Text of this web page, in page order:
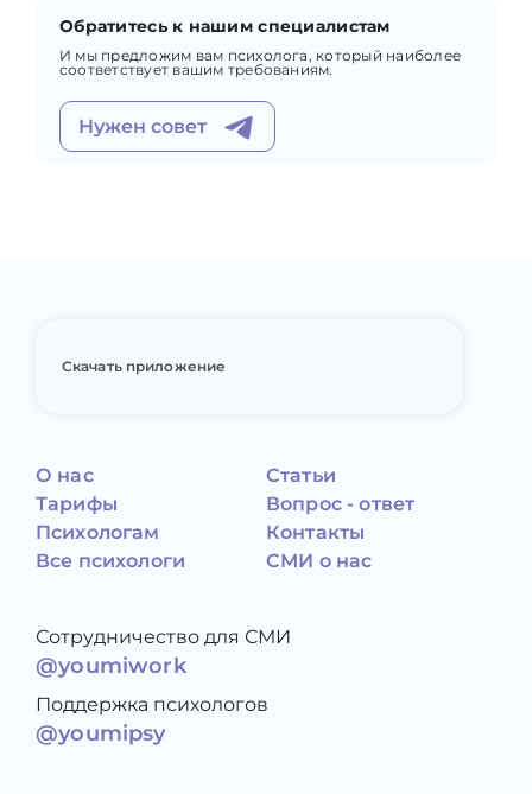
Обратитесь к нашим специалистам
И мы предложим вам психолога, который наиболее
соответствует вашим требованиям.
Нужен совет
Скачать приложение
О нас
Тарифы
Психологам
Все психологи
Статьи
Вопрос - ответ
Контакты
СМИ о нас
Сотрудничество для СМИ
@youmiwork
Поддержка психологов
@youmipsy